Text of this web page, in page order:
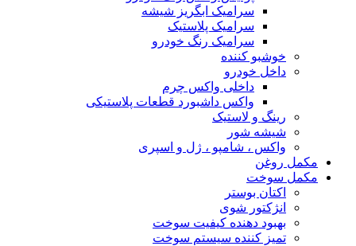
سرامیک ابگریز شیشه
سرامیک پلاستیک
سرامیک رنگ خودرو
خوشبو کننده
داخل خودرو
داخلی واکس چرم
واکس داشبورد قطعات پلاستیکی
رینگ و لاستیک
شیشه شور
واکس ، شامپو ، ژل و اسپری
مکمل روغن
مکمل سوخت
اکتان بوستر
انژکتور شوی
بهبود دهنده کیفیت سوخت
تمیز کننده سیستم سوخت